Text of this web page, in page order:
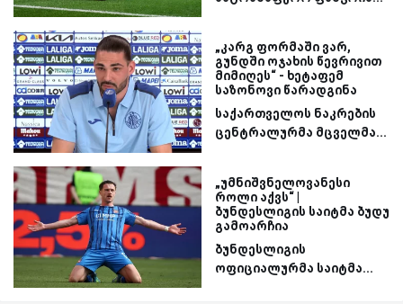
„კარგ ფორმაში ვარ,
გუნდში ოჯახის წევრივით
მიმიღეს“ - ხეტაფემ
საზონოვი წარადგინა
საქართველოს ნაკრების
ცენტრალურმა მცველმა...
„უმნიშვნელოვანესი
როლი აქვს“ |
ბუნდესლიგის საიტმა ბუდუ
გამოარჩია
ბუნდესლიგის
ოფიციალურმა საიტმა...